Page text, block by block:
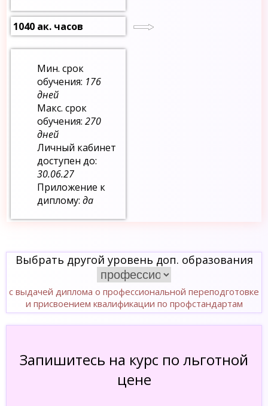
1040 ак. часов
Мин. срок
обучения: 176
дней
Макс. срок
обучения:270
дней
Личный кабинет
доступен до:
30.06.27
Приложение к
диплому:да
Выбрать другой уровень доп. образования
с выдачей диплома о профессиональной переподготовке
и присвоением квалификации по профстандартам
Запишитесь на курс по льготной
цене